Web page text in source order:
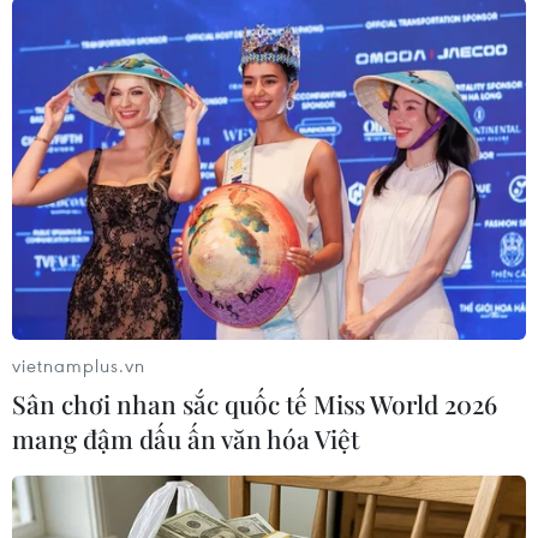
#Amber Heard
#Vanessa Paradis
#tài tử Anh
vietnamplus.vn
Sân chơi nhan sắc quốc tế Miss World 2026
mang đậm dấu ấn văn hóa Việt